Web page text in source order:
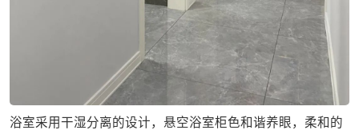
浴室采用干湿分离的设计，悬空浴室柜色和谐养眼，柔和的